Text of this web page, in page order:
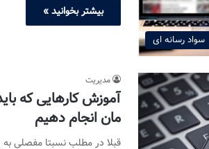
سواد رسانه ای
بیشتر بخوانید »
مدیریت
آموزش کارهایی که
مان انجام دهیم
قبلا در مطلب نسبتا مفصلی